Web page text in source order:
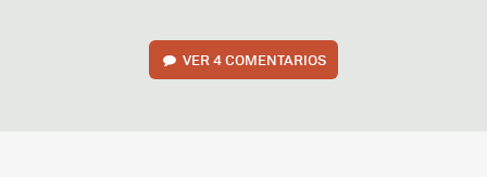
VER4 COMENTARIOS